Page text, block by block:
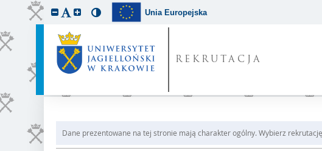
Unia Europejska
REKRUTACJA
Dane prezentowane na tej stronie mają charakter ogólny. Wybierz